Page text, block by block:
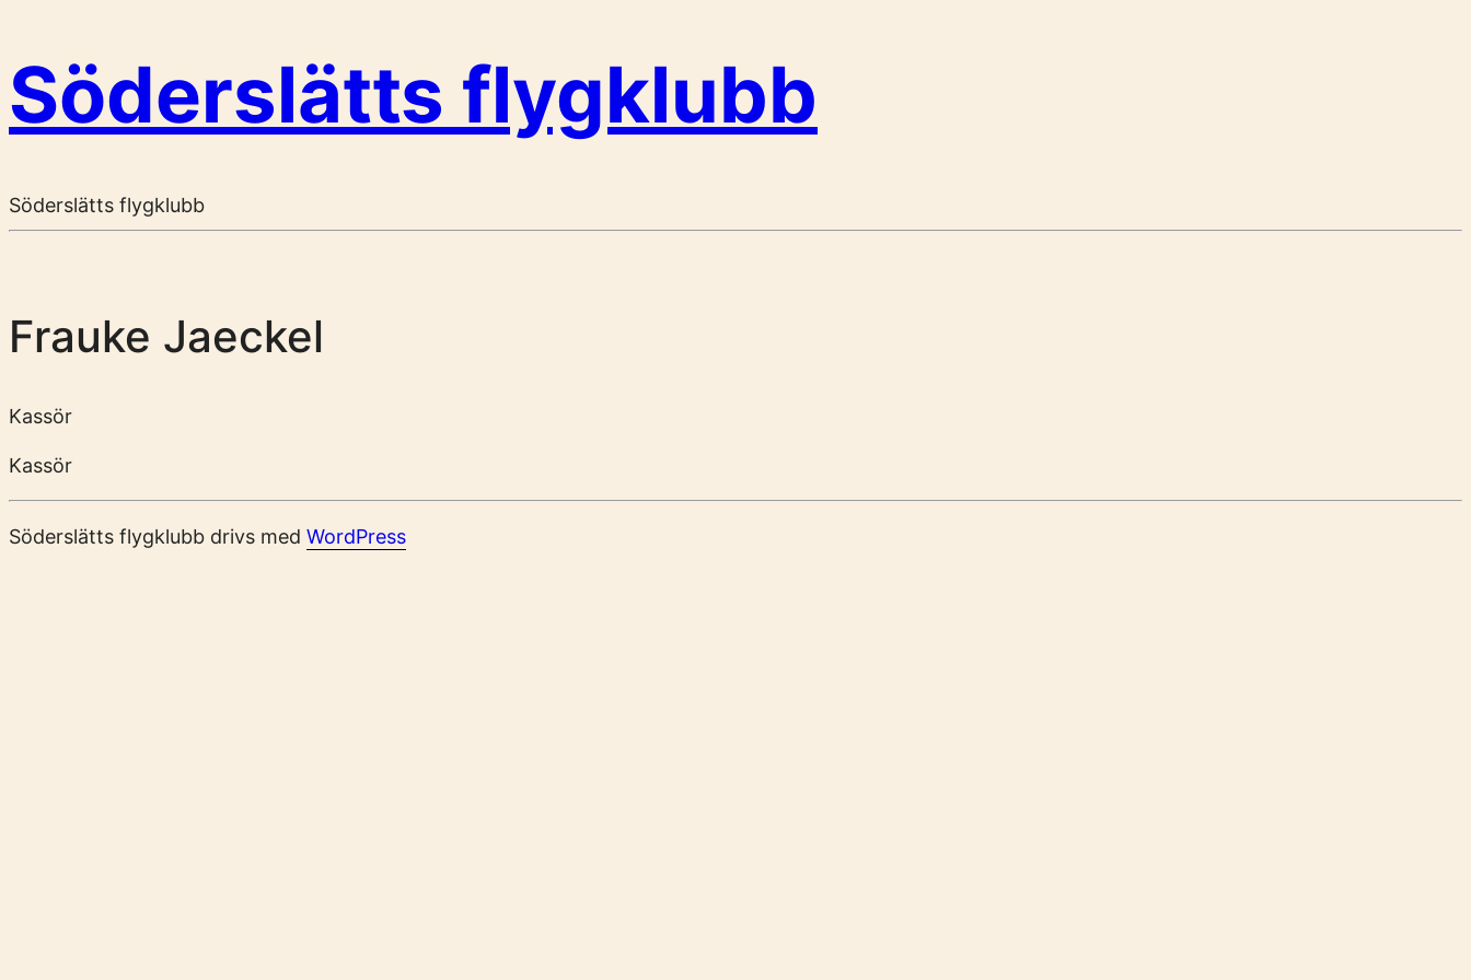
Söderslätts flygklubb
Söderslätts flygklubb
Frauke Jaeckel
Kassör
Kassör
Söderslätts flygklubb drivs med WordPress